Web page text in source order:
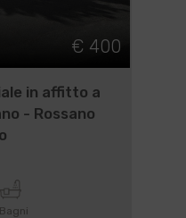
€ 400
in affitto a
- Rossano